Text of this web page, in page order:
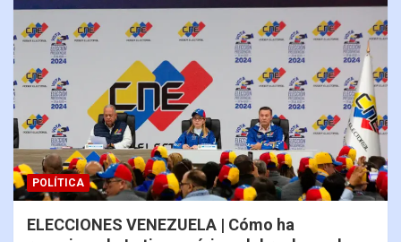
POLÍTICA
ELECCIONES VENEZUELA | Cómo ha